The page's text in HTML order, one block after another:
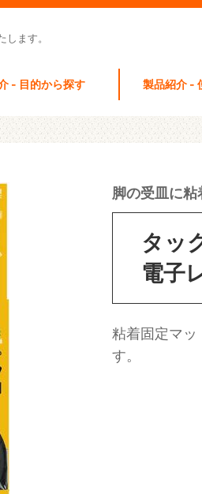
ます。
- 目的から探す 製品紹介 -
脚の受皿に
タッ
電子
粘着固定マッ
す。